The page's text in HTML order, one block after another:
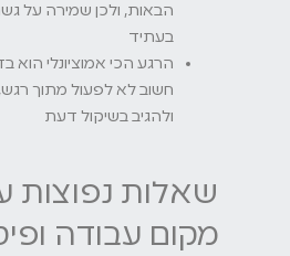
הבאות, ולכן שמירה על
בעתיד
הרגע הכי אמוציונלי הוא
חשוב לא לפעול מתוך
ולהגיב בשיקול דעת
שאלות נפוצות
מקום עבודה